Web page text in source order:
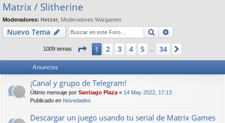
pi
do
s
Matrix / Slitherine
Moderadores: Hetzer Moderadores Wargames
Nuevo Tema Buscar
1009 temas Página de 34
1 2 3 4 5 34
Anuncios
¡Canal y grupo de Telegram!
Último mensaje por Santiago Plaza « 14 May 2022, 17:13
Publicado en Novedades
Descargar un juego usando tu serial de Matrix Games